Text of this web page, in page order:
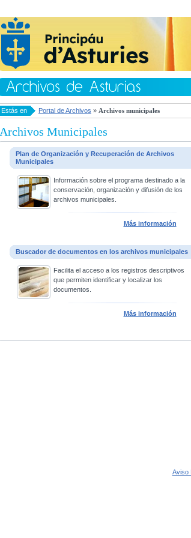
Estás en Portal de Archivos » Archivos municipales
Archivos Municipales
Plan de Organización y Recuperación de Archivos
Municipales
Información sobre el programa destinado a la
conservación, organización y difusión de los
archivos municipales.
Más información
Buscador de documentos en los archivos municipales
Facilita el acceso a los registros descriptivos
que permiten identificar y localizar los
documentos.
Más información
Aviso